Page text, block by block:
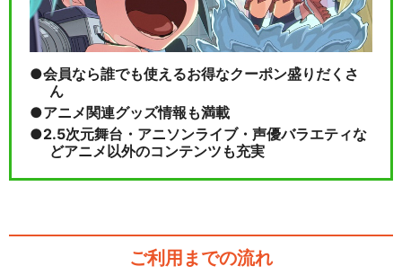
会員なら誰でも使えるお得なクーポン盛りだくさ
ん
アニメ関連グッズ情報も満載
2.5次元舞台・アニソンライブ・声優バラエティな
どアニメ以外のコンテンツも充実
ご利用までの流れ